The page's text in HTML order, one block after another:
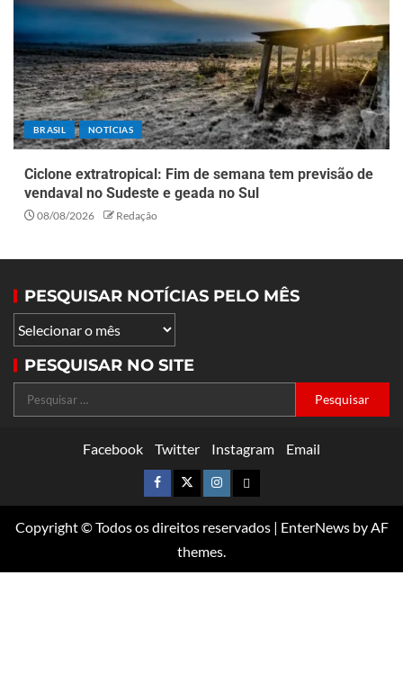
BRASIL NOTÍCIAS
Ciclone extratropical: Fim de semana tem previsão de
vendaval no Sudeste e geada no Sul
08/08/2026 Redação
PESQUISAR NOTÍCIAS PELO MÊS
PESQUISAR NO SITE
Facebook Twitter Instagram Email
Copyright © Todos os direitos reservados | EnterNewsby AF
themes.